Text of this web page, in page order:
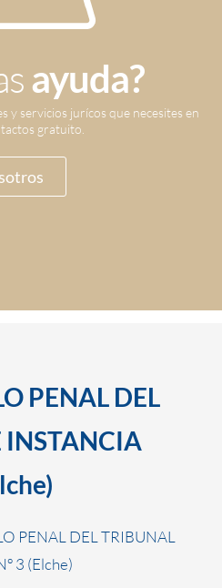
ayuda?
y servicios jurícos que necesites en
gratuito.
PENAL DEL
INSTANCIA
PENAL DEL TRIBUNAL
3 (Elche)